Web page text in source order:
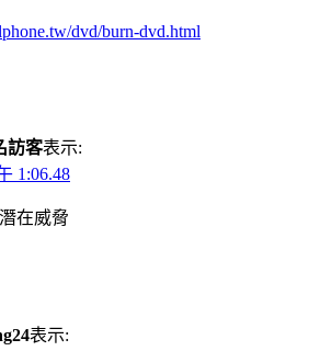
dvd/burn-dvd.html
訪客表示:
1:06.48
在威脅
表示: